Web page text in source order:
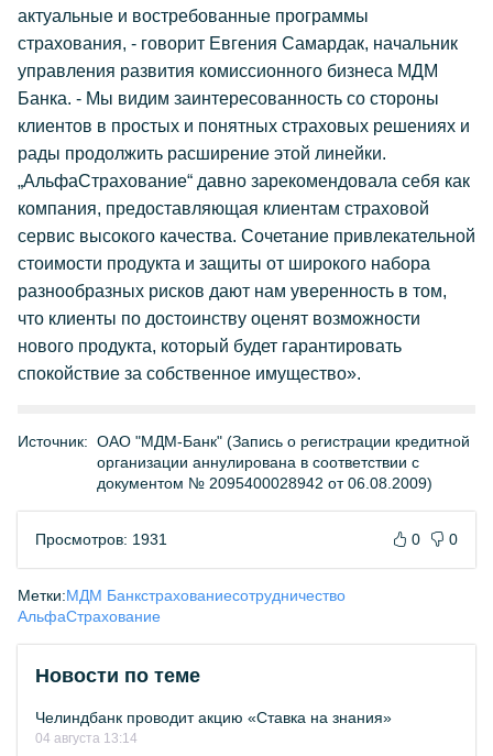
актуальные и востребованные программы
страхования, - говорит Евгения Самардак, начальник
управления развития комиссионного бизнеса МДМ
Банка. - Мы видим заинтересованность со стороны
клиентов в простых и понятных страховых решениях и
рады продолжить расширение этой линейки.
„АльфаСтрахование“ давно зарекомендовала себя как
компания, предоставляющая клиентам страховой
сервис высокого качества. Сочетание привлекательной
стоимости продукта и защиты от широкого набора
разнообразных рисков дают нам уверенность в том,
что клиенты по достоинству оценят возможности
нового продукта, который будет гарантировать
спокойствие за собственное имущество».
Источник: ОАО "МДМ-Банк" (Запись о регистрации кредитной
организации аннулирована в соответствии с
документом № 2095400028942 от 06.08.2009)
Просмотров: 1931 0 0
Метки:МДМ Банкстрахованиесотрудничество
АльфаСтрахование
Новости по теме
Челиндбанк проводит акцию «Ставка на знания»
04 августа 13:14